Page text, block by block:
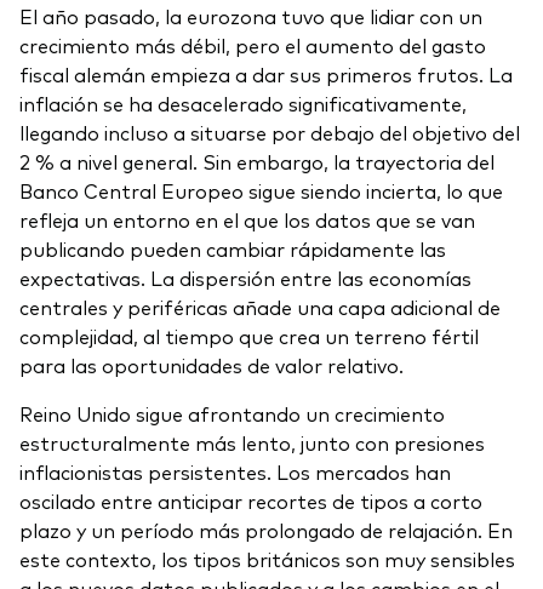
El año pasado, la eurozona tuvo que lidiar con un
crecimiento más débil, pero el aumento del gasto
fiscal alemán empieza a dar sus primeros frutos. La
inflación se ha desacelerado significativamente,
llegando incluso a situarse por debajo del objetivo del
2 % a nivel general. Sin embargo, la trayectoria del
Banco Central Europeo sigue siendo incierta, lo que
refleja un entorno en el que los datos que se van
publicando pueden cambiar rápidamente las
expectativas. La dispersión entre las economías
centrales y periféricas añade una capa adicional de
complejidad, al tiempo que crea un terreno fértil
para las oportunidades de valor relativo.
Reino Unido sigue afrontando un crecimiento
estructuralmente más lento, junto con presiones
inflacionistas persistentes. Los mercados han
oscilado entre anticipar recortes de tipos a corto
plazo y un período más prolongado de relajación. En
este contexto, los tipos británicos son muy sensibles